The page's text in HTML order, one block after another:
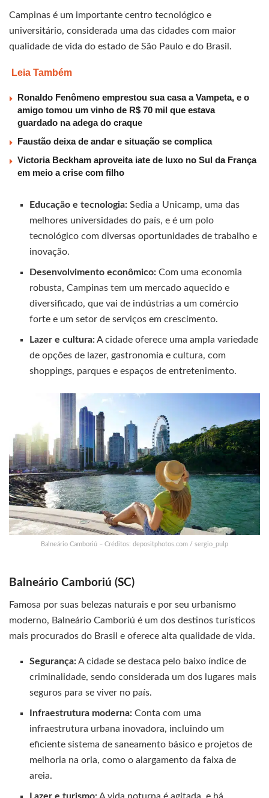
Campinas é um importante centro tecnológico e
universitário, considerada uma das cidades com maior
qualidade de vida do estado de São Paulo e do Brasil.
Leia Também
Ronaldo Fenômeno emprestou sua casa a Vampeta, e o
amigo tomou um vinho de R$ 70 mil que estava
guardado na adega do craque
Faustão deixa de andar e situação se complica
Victoria Beckham aproveita iate de luxo no Sul da França
em meio a crise com filho
Educação e tecnologia: Sedia a Unicamp, uma das
melhores universidades do país, e é um polo
tecnológico com diversas oportunidades de trabalho e
inovação.
Desenvolvimento econômico: Com uma economia
robusta, Campinas tem um mercado aquecido e
diversificado, que vai de indústrias a um comércio
forte e um setor de serviços em crescimento.
Lazer e cultura:A cidade oferece uma ampla variedade
de opções de lazer, gastronomia e cultura, com
shoppings, parques e espaços de entretenimento.
Balneário Camboriú – Créditos: depositphotos.com / sergio_pulp
Balneário Camboriú (SC)
Famosa por suas belezas naturais e por seu urbanismo
moderno, Balneário Camboriú é um dos destinos turísticos
mais procurados do Brasil e oferece alta qualidade de vida.
Segurança:A cidade se destaca pelo baixo índice de
criminalidade, sendo considerada um dos lugares mais
seguros para se viver no país.
Infraestrutura moderna: Conta com uma
infraestrutura urbana inovadora, incluindo um
eficiente sistema de saneamento básico e projetos de
melhoria na orla, como o alargamento da faixa de
areia.